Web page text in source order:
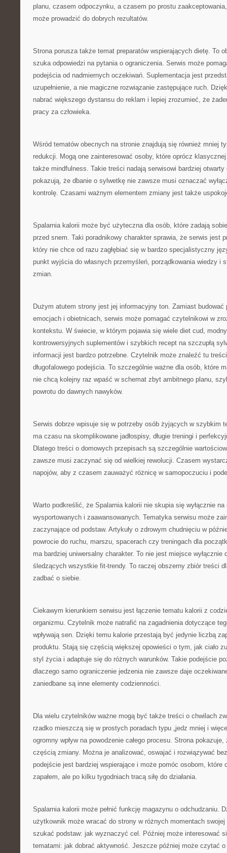
planu, czasem odpoczynku, a czasem po prostu
może prowadzić do dobrych rezultatów.
Strona porusza także temat preparatów wspierających dietę. To
szuka odpowiedzi na pytania o ograniczenia. Serwis może
podejścia od nadmiernych oczekiwań. Suplementacja jest
uzupełnienie, a nie magiczne rozwiązanie zastępujące ruch.
nabrać większego dystansu do reklam i lepiej zrozumieć, że
pracy za człowieka.
Wśród tematów obecnych na stronie znajdują się również mniej
redukcji. Mogą one zainteresować osoby, które oprócz
także mindfulness. Takie treści nadają serwisowi bardziej
pokazują, że dbanie o sylwetkę nie zawsze musi oznaczać
kontrolę. Czasami ważnym elementem zmiany jest także
Spalarnia kalorii może być użyteczna dla osób, które zadają
przed snem. Taki poradnikowy charakter sprawia, że serwis jest
który nie chce od razu zagłębiać się w bardzo specjalistyczny
punkt wyjścia do własnych przemyśleń, porządkowania wiedzy i
zmian.
Dużym atutem strony jest jej informacyjny ton. Zamiast budować
emocjach i obietnicach, serwis może pomagać czytelnikowi w
kontekstu. W świecie, w którym pojawia się wiele diet cud,
kontrowersyjnych suplementów i szybkich recept na szczupłą
informacji jest bardzo potrzebne. Czytelnik może znaleźć tu
długofalowego podejścia. To szczególnie ważne dla osób, które
nie chcą kolejny raz wpaść w schemat zbyt ambitnego planu,
powrotu do dawnych nawyków.
Serwis dobrze wpisuje się w potrzeby osób żyjących w szybkim
ma czasu na skomplikowane jadłospisy, długie treningi i
Dlatego treści o domowych przepisach są szczególnie
zawsze musi zaczynać się od wielkiej rewolucji. Czasem
napojów, aby z czasem zauważyć różnicę w samopoczuciu i
Warto podkreślić, że Spalarnia kalorii nie skupia się wyłącznie na
wysportowanych i zaawansowanych. Tematyka serwisu może
zaczynające od podstaw. Artykuły o zdrowym chudnięciu w
powrocie do ruchu, marszu, spacerach czy treningach dla
ma bardziej uniwersalny charakter. To nie jest miejsce wyłącznie
śledzących wszystkie fit-trendy. To raczej obszerny zbiór treści
zadbać o siebie.
Ciekawym kierunkiem serwisu jest łączenie tematu kalorii z
organizmu. Czytelnik może natrafić na zagadnienia dotyczące
wpływają sen. Dzięki temu kalorie przestają być jedynie liczbą
produktu. Stają się częścią większej opowieści o tym, jak ciało
styl życia i adaptuje się do różnych warunków. Takie podejście
dlaczego samo ograniczenie jedzenia nie zawsze daje
zaniedbane są inne elementy codzienności.
Dla wielu czytelników ważne mogą być także treści o chwilach
rzadko mieszczą się w prostych poradach typu „jedz mniej i
ogromny wpływ na powodzenie całego procesu. Strona
częścią zmiany. Można je analizować, oswajać i rozwiązywać
podejście jest bardziej wspierające i może pomóc osobom, które
zapałem, ale po kilku tygodniach tracą siłę do działania.
Spalarnia kalorii może pełnić funkcję magazynu o odchudzaniu.
użytkownik może wracać do strony w różnych momentach
szukać podstaw: jak wyznaczyć cel. Później może interesować
tematami: jak dobrać aktywność. Jeszcze później może czytać